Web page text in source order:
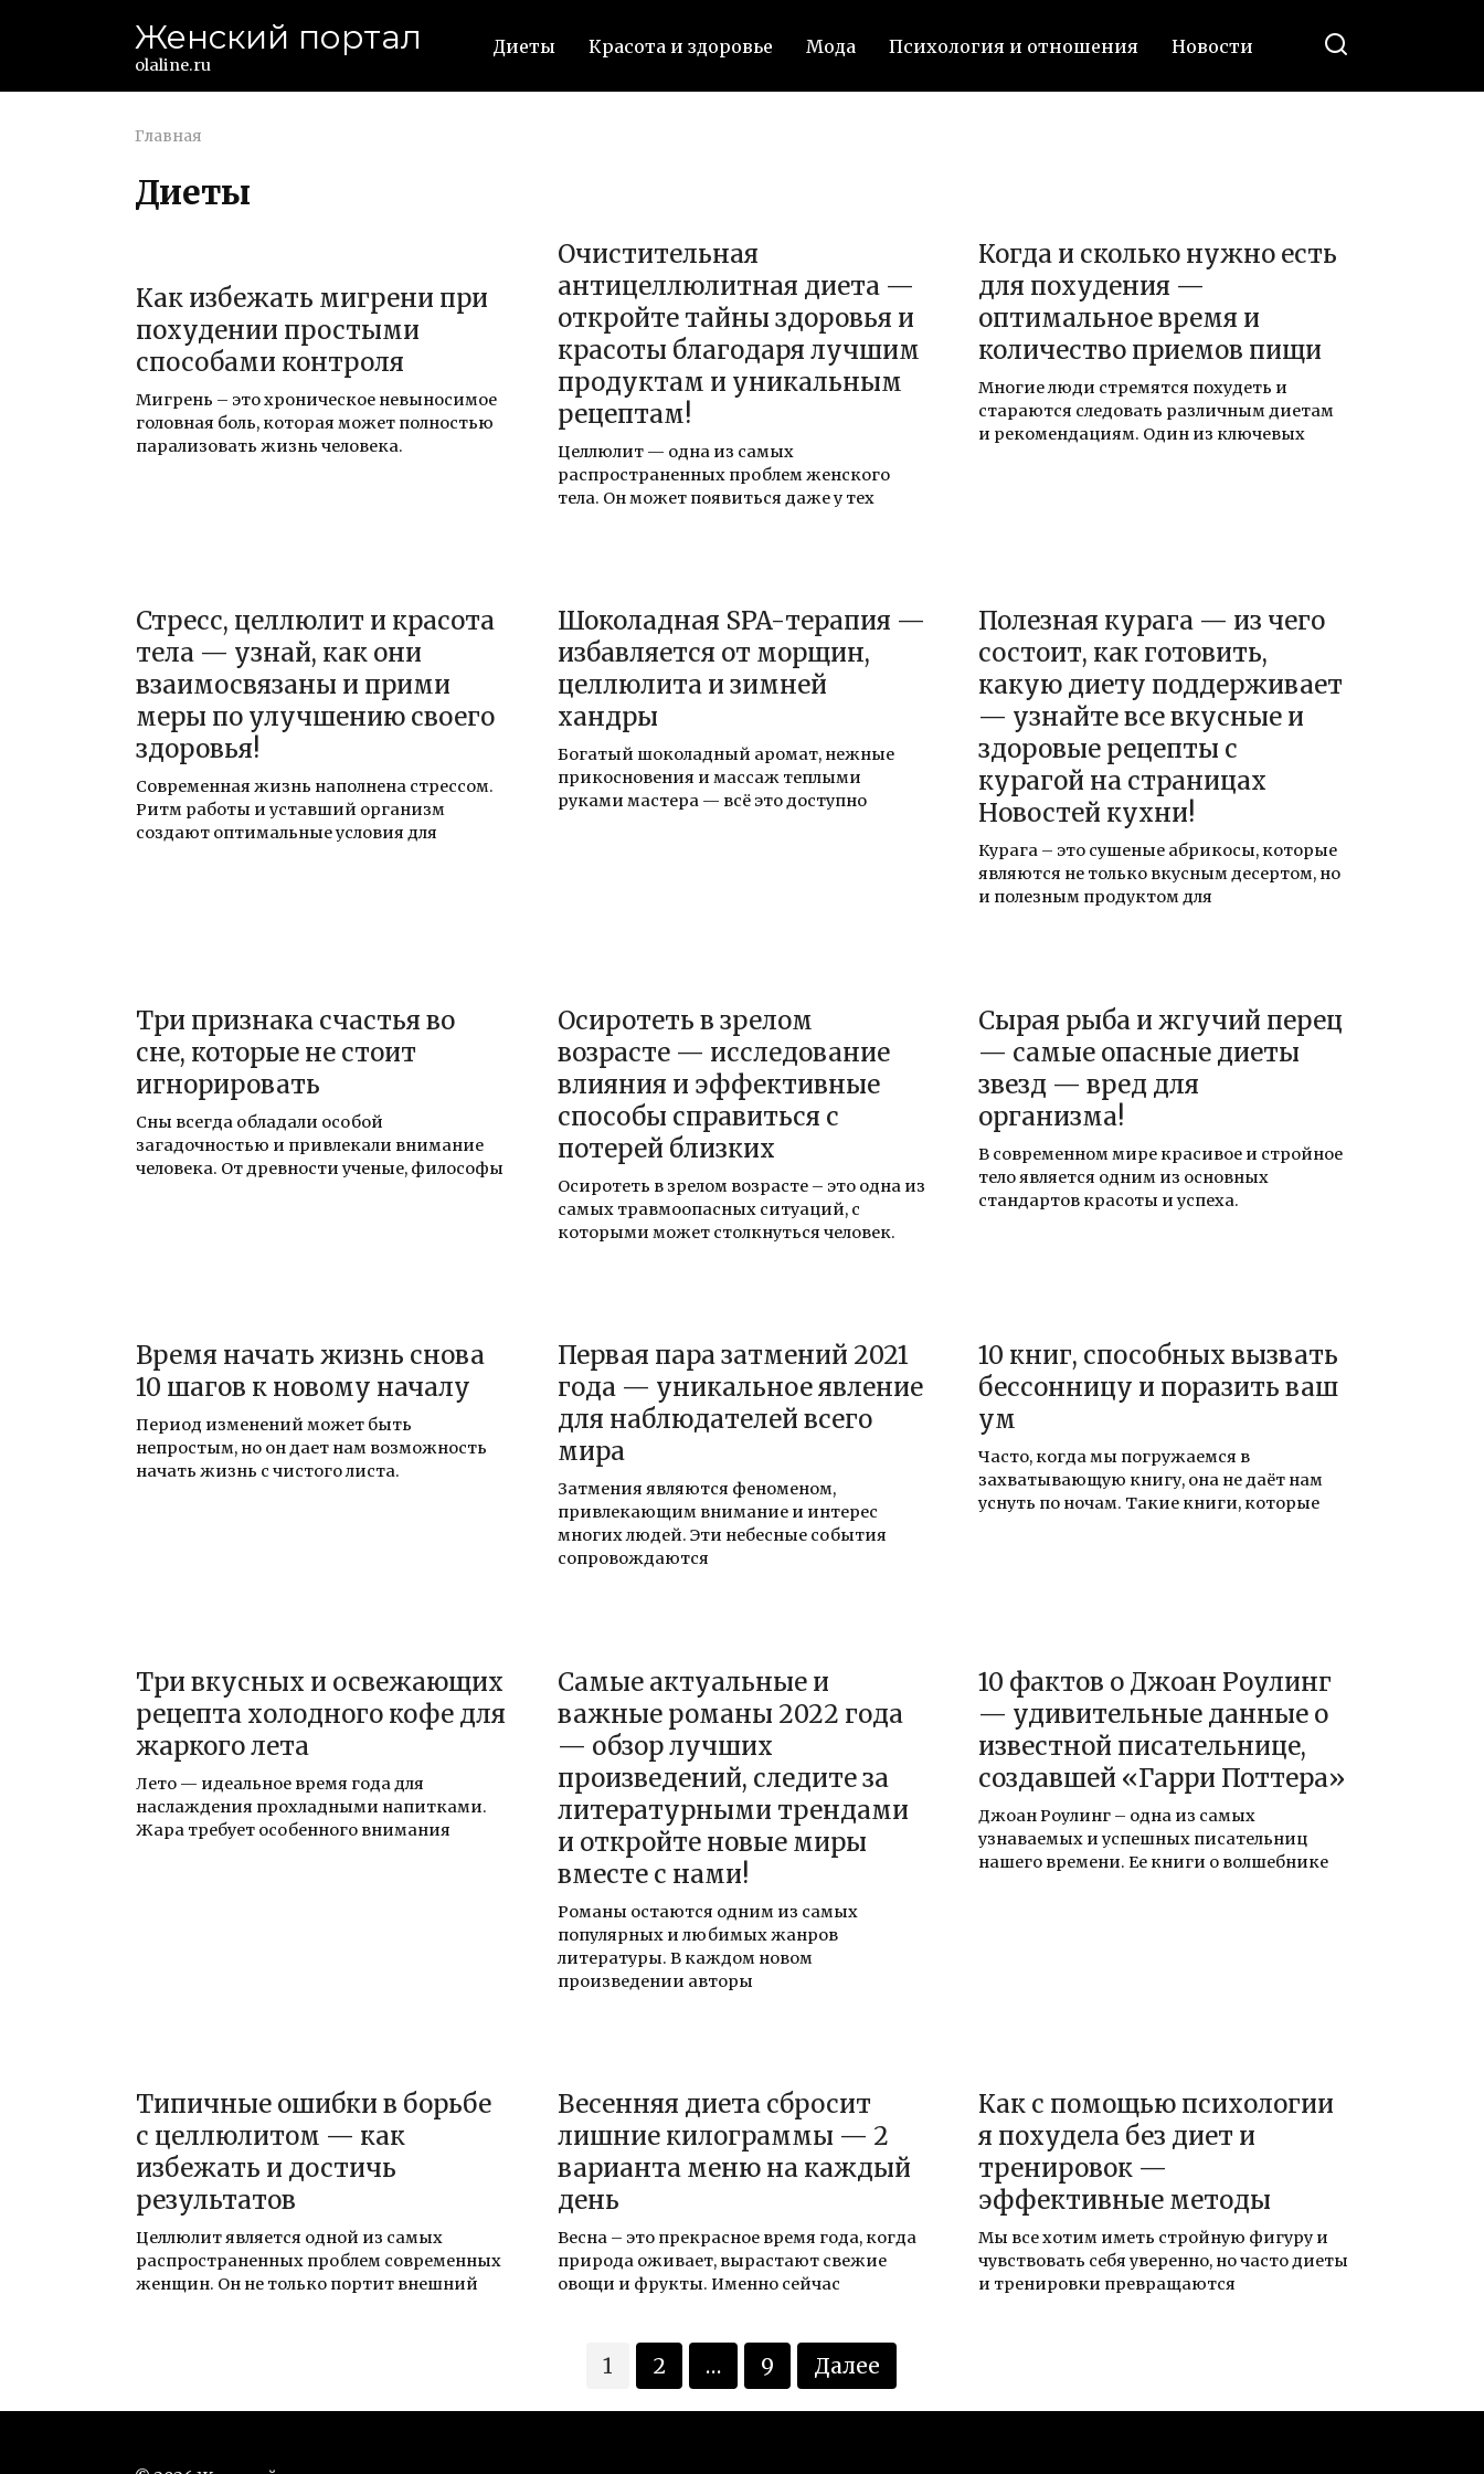
Женский портал
olaline.ru
Диеты Красота и здоровье Мода Психология и отношения Новости
Главная
Диеты
Как избежать мигрени при
похудении простыми
способами контроля
Мигрень – это хроническое невыносимое
головная боль, которая может полностью
парализовать жизнь человека.
Очистительная
антицеллюлитная диета —
откройте тайны здоровья и
красоты благодаря лучшим
продуктам и уникальным
рецептам!
Целлюлит — одна из самых
распространенных проблем женского
тела. Он может появиться даже у тех
Когда и сколько нужно есть
для похудения —
оптимальное время и
количество приемов пищи
Многие люди стремятся похудеть и
стараются следовать различным диетам
и рекомендациям. Один из ключевых
Стресс, целлюлит и красота
тела — узнай, как они
взаимосвязаны и прими
меры по улучшению своего
здоровья!
Современная жизнь наполнена стрессом.
Ритм работы и уставший организм
создают оптимальные условия для
Шоколадная SPA-терапия —
избавляется от морщин,
целлюлита и зимней
хандры
Богатый шоколадный аромат, нежные
прикосновения и массаж теплыми
руками мастера — всё это доступно
Полезная курага — из чего
состоит, как готовить,
какую диету поддерживает
— узнайте все вкусные и
здоровые рецепты с
курагой на страницах
Новостей кухни!
Курага – это сушеные абрикосы, которые
являются не только вкусным десертом, но
и полезным продуктом для
Три признака счастья во
сне, которые не стоит
игнорировать
Сны всегда обладали особой
загадочностью и привлекали внимание
человека. От древности ученые, философы
Осиротеть в зрелом
возрасте — исследование
влияния и эффективные
способы справиться с
потерей близких
Осиротеть в зрелом возрасте – это одна из
самых травмоопасных ситуаций, с
которыми может столкнуться человек.
Сырая рыба и жгучий перец
— самые опасные диеты
звезд — вред для
организма!
В современном мире красивое и стройное
тело является одним из основных
стандартов красоты и успеха.
Время начать жизнь снова
10 шагов к новому началу
Период изменений может быть
непростым, но он дает нам возможность
начать жизнь с чистого листа.
Первая пара затмений 2021
года — уникальное явление
для наблюдателей всего
мира
Затмения являются феноменом,
привлекающим внимание и интерес
многих людей. Эти небесные события
сопровождаются
10 книг, способных вызвать
бессонницу и поразить ваш
ум
Часто, когда мы погружаемся в
захватывающую книгу, она не даёт нам
уснуть по ночам. Такие книги, которые
Три вкусных и освежающих
рецепта холодного кофе для
жаркого лета
Лето — идеальное время года для
наслаждения прохладными напитками.
Жара требует особенного внимания
Самые актуальные и
важные романы 2022 года
— обзор лучших
произведений, следите за
литературными трендами
и откройте новые миры
вместе с нами!
Романы остаются одним из самых
популярных и любимых жанров
литературы. В каждом новом
произведении авторы
10 фактов о Джоан Роулинг
— удивительные данные о
известной писательнице,
создавшей «Гарри Поттера»
Джоан Роулинг – одна из самых
узнаваемых и успешных писательниц
нашего времени. Ее книги о волшебнике
Типичные ошибки в борьбе
с целлюлитом — как
избежать и достичь
результатов
Целлюлит является одной из самых
распространенных проблем современных
женщин. Он не только портит внешний
Весенняя диета сбросит
лишние килограммы — 2
варианта меню на каждый
день
Весна – это прекрасное время года, когда
природа оживает, вырастают свежие
овощи и фрукты. Именно сейчас
Как с помощью психологии
я похудела без диет и
тренировок —
эффективные методы
Мы все хотим иметь стройную фигуру и
чувствовать себя уверенно, но часто диеты
и тренировки превращаются
1 2 … 9 Далее